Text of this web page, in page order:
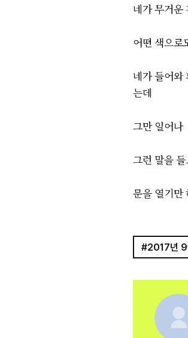
네가 무거운
어떤 색으로
네가 들어와
는데
그만 일어나
그런 말을
문을 열기만
#2017년 9